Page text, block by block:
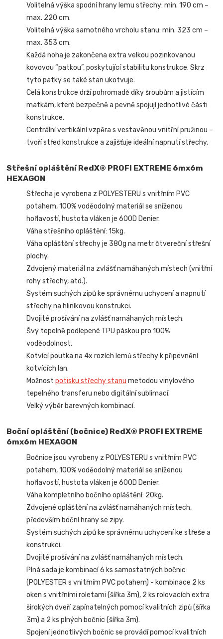
Volitelná výška spodní hrany lemu střechy: min. 190 cm –
max. 220 cm.
Volitelná výška samotného vrcholu stanu: min. 323 cm –
max. 353 cm.
Každá noha je zakončena extra velkou pozinkovanou
kovovou “patkou”, poskytující stabilitu konstrukce. Skrz
tyto patky se také stan ukotvuje.
Celá konstrukce drží pohromadě díky šroubům a jistícím
matkám, které bezpečně a pevně spojují jednotlivé části
konstrukce.
Centrální vertikální vzpěra s vestavěnou vnitřní pružinou –
tvoří střed konstrukce a zajišťuje ideální napnutí střechy.
Střešní opláštění RedX® PROFI EXTREME 6mx6m
HEXAGON
Střecha je vyrobena z POLYESTERU s vnitřním PVC
potahem, 100% voděodolný materiál se sníženou
hořlavostí, hustota vláken je 600D Denier.
Váha střešního opláštění: 15kg.
Váha opláštění střechy je 380g na metr čtvereční střešní
plochy.
Zdvojený materiál na zvlášť namáhaných místech (vnitřní
rohy střechy, atd.).
Systém suchých zipů ke správnému uchycení a napnutí
střechy na hliníkovou konstrukci.
Dvojité prošívání na zvlášť namáhaných místech.
Švy tepelně podlepené TPU páskou pro 100%
voděodolnost.
Kotvící poutka na 4x rozích lemů střechy k připevnění
kotvících lan.
Možnostpotisku střechy stanu metodou vinylového
tepelného transferu nebo digitální sublimací.
Velký výběr barevných kombinací.
Boční opláštění (bočnice) RedX® PROFI EXTREME
6mx6m HEXAGON
Bočnice jsou vyrobeny z POLYESTERU s vnitřním PVC
potahem, 100% voděodolný materiál se sníženou
hořlavostí, hustota vláken je 600D Denier.
Váha kompletního bočního opláštění: 20kg.
Zdvojené opláštění na zvlášť namáhaných místech,
především boční hrany se zipy.
Systém suchých zipů ke správnému uchycení ke střeše a
konstrukci.
Dvojité prošívání na zvlášť namáhaných místech.
Plná sada je kombinací 6 ks samostatných bočnic
(POLYESTER s vnitřním PVC potahem) - kombinace 2 ks
oken s vnitřními roletami (šířka 3m), 2 ks rolovacích extra
širokých dveří zapínatelných pomocí kvalitních zipů (šířka
3m) a 2 ks plných bočnic (šířka 3m).
Spojení jednotlivých bočnic se provádí pomocí kvalitních